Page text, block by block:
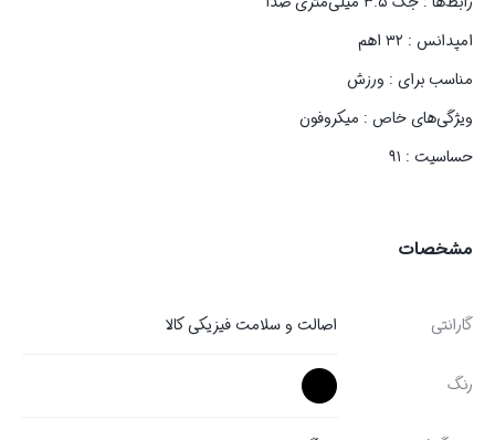
امپدانس : ۳۲ اهم
مناسب برای : ورزش
ویژگی‌های خاص : میکروفون
حساسیت : ۹۱
مشخصات
گارانتی اصالت و سلامت فیزیکی کالا
رنگ